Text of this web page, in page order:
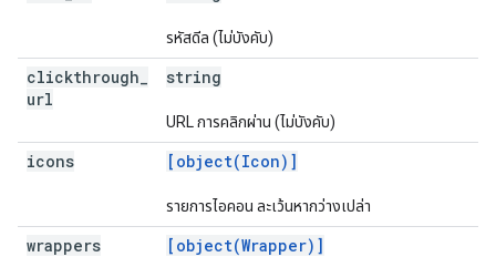
รหัสดีล (ไม่บังคับ)
clickthrough
url
string
URL การคลิกผ่าน (ไม่บังคับ)
icons [object(Icon)]
รายการไอคอน ละเว้นหากว่างเปล่า
wrappers [object(Wrapper)]